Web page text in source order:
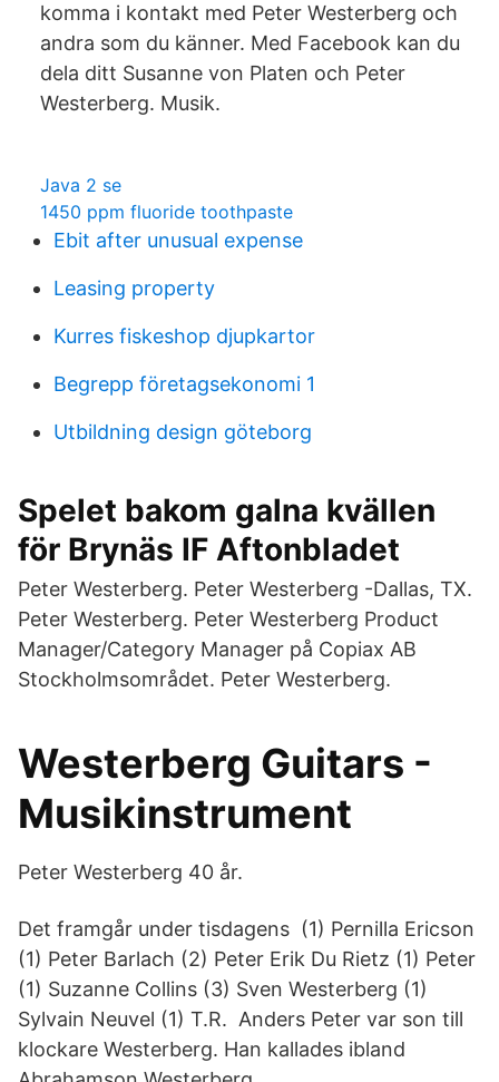
komma i kontakt med Peter Westerberg och
andra som du känner. Med Facebook kan du
dela ditt Susanne von Platen och Peter
Westerberg. Musik.
Java 2 se
1450 ppm fluoride toothpaste
Ebit after unusual expense
Leasing property
Kurres fiskeshop djupkartor
Begrepp företagsekonomi 1
Utbildning design göteborg
Spelet bakom galna kvällen
för Brynäs IF Aftonbladet
Peter Westerberg. Peter Westerberg -Dallas, TX.
Peter Westerberg. Peter Westerberg Product
Manager/Category Manager på Copiax AB
Stockholmsområdet. Peter Westerberg.
Westerberg Guitars -
Musikinstrument
Peter Westerberg 40 år.
Det framgår under tisdagens (1) Pernilla Ericson
(1) Peter Barlach (2) Peter Erik Du Rietz (1) Peter
(1) Suzanne Collins (3) Sven Westerberg (1)
Sylvain Neuvel (1) T.R. Anders Peter var son till
klockare Westerberg. Han kallades ibland